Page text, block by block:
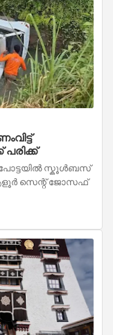
പരിക്ക്
പോട്ടയിൽ സ്കൂൾബസ്
ആളൂർ സെന്റ് ജോസഫ്